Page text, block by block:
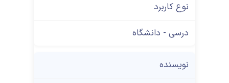
نوع کاربرد
درسی - دانشگاه
نویسنده